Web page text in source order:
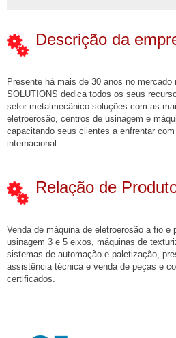
Descrição da
Presente há mais de 30 anos no
SOLUTIONS dedica todos os seus
setor metalmecânico soluções com as
eletroerosão, centros de usinagem e
capacitando seus clientes a enfrentar
internacional.
Relação de
Venda de máquina de eletroerosão a fio e
usinagem 3 e 5 eixos, máquinas de
sistemas de automação e paletização,
assistência técnica e venda de peças e
certificados.